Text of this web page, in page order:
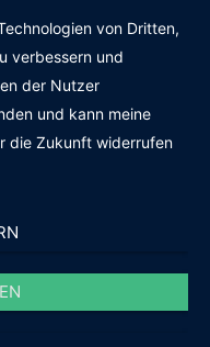
von Dritten,
verbessern und
der Nutzer
und kann meine
die Zukunft widerrufen